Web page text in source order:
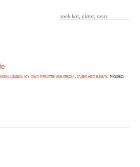
,LEZEN ,MY OWN PRIVATE WIKIPEDIA ,OVER HET ESSAY. TAGGED: